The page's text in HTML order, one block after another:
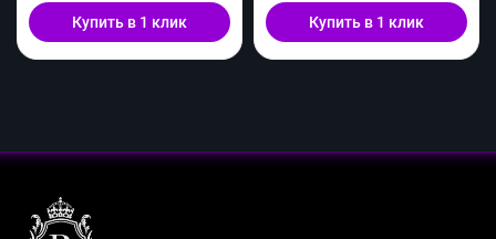
Купить в 1 клик Купить в 1 клик